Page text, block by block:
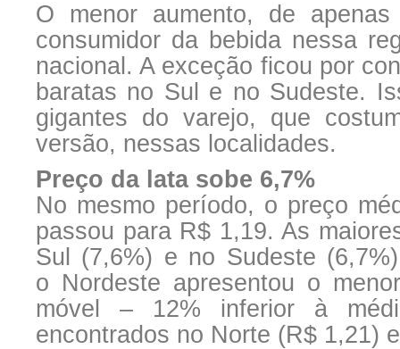
O menor aumento, de
consumidor da bebida nessa
nacional. A exceção ficou por
baratas no Sul e no Sudeste.
gigantes do varejo, que
versão, nessas localidades.
Preço da lata sobe 6,7%
No mesmo período, o preço
passou para R$ 1,19. As
Sul (7,6%) e no Sudeste
o Nordeste apresentou o
móvel – 12% inferior à
encontrados no Norte (R$ 1,21)